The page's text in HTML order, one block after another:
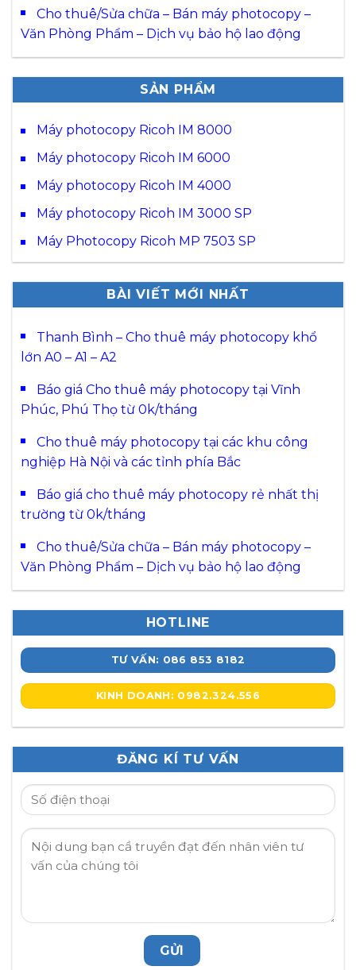
Cho thuê/Sửa chữa – Bán máy photocopy –
Văn Phòng Phẩm – Dịch vụ bảo hộ lao động
SẢN PHẨM
Máy photocopy Ricoh IM 8000
Máy photocopy Ricoh IM 6000
Máy photocopy Ricoh IM 4000
Máy photocopy Ricoh IM 3000 SP
Máy Photocopy Ricoh MP 7503 SP
BÀI VIẾT MỚI NHẤT
Thanh Bình – Cho thuê máy photocopy khổ
lớn A0 – A1 – A2
Báo giá Cho thuê máy photocopy tại Vĩnh
Phúc, Phú Thọ từ 0k/tháng
Cho thuê máy photocopy tại các khu công
nghiệp Hà Nội và các tỉnh phía Bắc
Báo giá cho thuê máy photocopy rẻ nhất thị
trường từ 0k/tháng
Cho thuê/Sửa chữa – Bán máy photocopy –
Văn Phòng Phẩm – Dịch vụ bảo hộ lao động
HOTLINE
TƯ VẤN: 086 853 8182
KINH DOANH: 0982.324.556
ĐĂNG KÍ TƯ VẤN